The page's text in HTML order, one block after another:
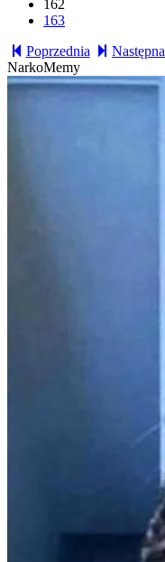
162
163
Poprzednia
Następna
NarkoMemy